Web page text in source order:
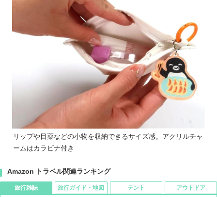
リップや目薬などの小物を収納できるサイズ感。アクリルチャ
ームはカラビナ付き
Amazon トラベル関連ランキング
旅行雑誌 旅行ガイド・地図 テント アウトドア